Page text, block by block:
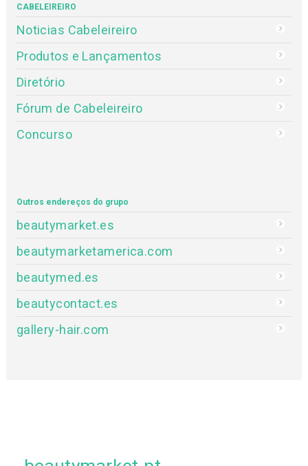
CABELEIREIRO
Noticias Cabeleireiro
Produtos e Lançamentos
Diretório
Fórum de Cabeleireiro
Concurso
Outros endereços do grupo
beautymarket.es
beautymarketamerica.com
beautymed.es
beautycontact.es
gallery-hair.com